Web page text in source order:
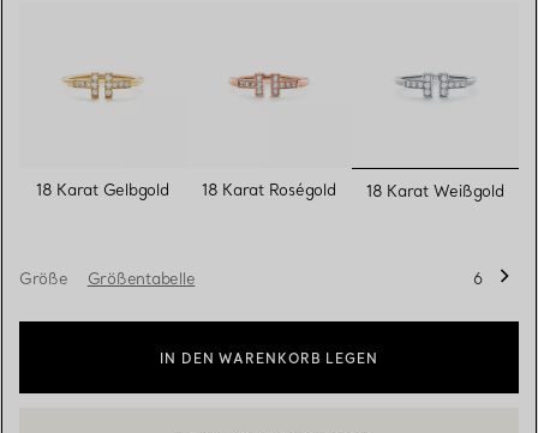
18 Karat Gelbgold 18 Karat Roségold 18 Karat Weißgold
Größe Größentabelle 6
IN DEN WARENKORB LEGEN